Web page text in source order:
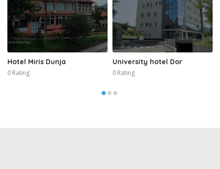
Hotel Miris Dunja
0 Rating
University hotel Dor
0 Rating